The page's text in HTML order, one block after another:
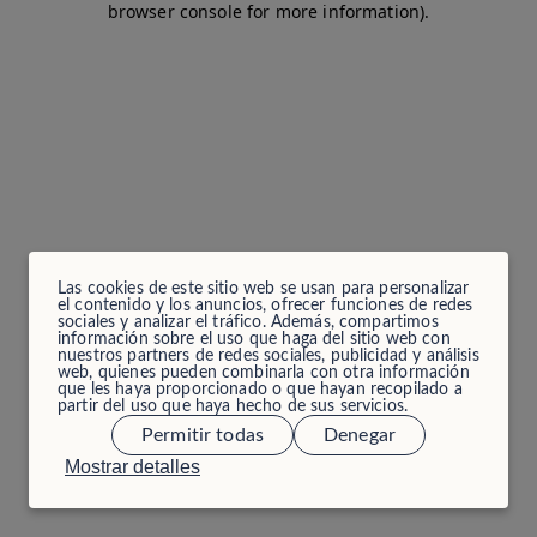
Las cookies de este sitio web se usan para personalizar
el contenido y los anuncios, ofrecer funciones de redes
sociales y analizar el tráfico. Además, compartimos
información sobre el uso que haga del sitio web con
nuestros partners de redes sociales, publicidad y análisis
web, quienes pueden combinarla con otra información
que les haya proporcionado o que hayan recopilado a
partir del uso que haya hecho de sus servicios.
Mostrar detalles
Permitir todas Denegar
browser console for more information).